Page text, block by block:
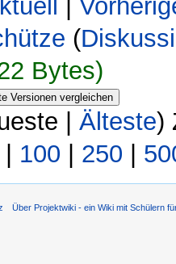
(
Bytes)
| Älteste)
100 250
Über Projektwiki - ein Wiki mit Schülern